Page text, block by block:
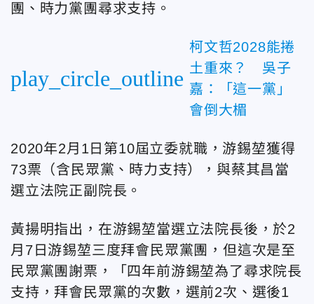
團、時力黨團尋求支持。
play_circle_outline
柯文哲2028能捲
土重來？ 吳子
嘉：「這一黨」
會倒大楣
2020年2月1日第10屆立委就職，游錫堃獲得
73票（含民眾黨、時力支持），與蔡其昌當
選立法院正副院長。
黃揚明指出，在游錫堃當選立法院長後，於2
月7日游錫堃三度拜會民眾黨團，但這次是至
民眾黨團謝票，「四年前游錫堃為了尋求院長
支持，拜會民眾黨的次數，選前2次、選後1